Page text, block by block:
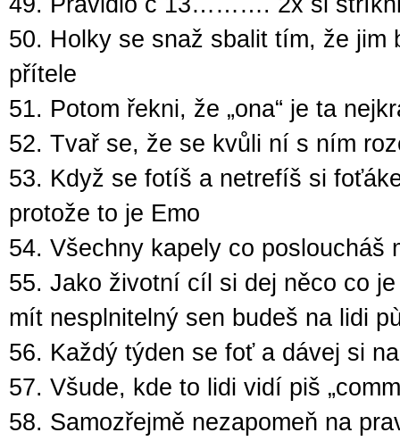
50. Holky se snaž sbalit tím, že
přítele
51. Potom řekni, že „ona“ je ta
52. Tvař se, že se kvůli ní s ním
53. Když se fotíš a netrefíš si
protože to je Emo
54. Všechny kapely co
55. Jako životní cíl si dej něco co
mít nesplnitelný sen budeš na lidi
56. Každý týden se foť a dávej si
57. Všude, kde to lidi vidí piš
58. Samozřejmě nezapomeň na